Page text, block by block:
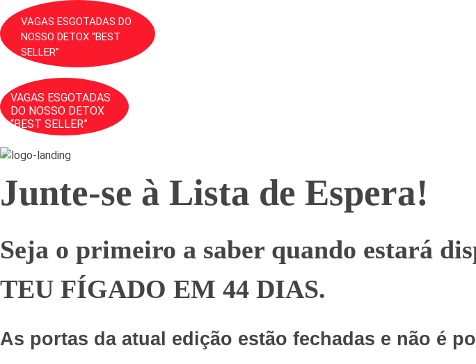
VAGAS ESGOTADAS DO
NOSSO DETOX “BEST
SELLER”
VAGAS ESGOTADAS
DO NOSSO DETOX
“BEST SELLER”
Junte-se à Lista de Espera!
Seja o primeiro a saber quando estará
TEU FÍGADO EM 44 DIAS.
As portas da atual edição estão fechadas e não é